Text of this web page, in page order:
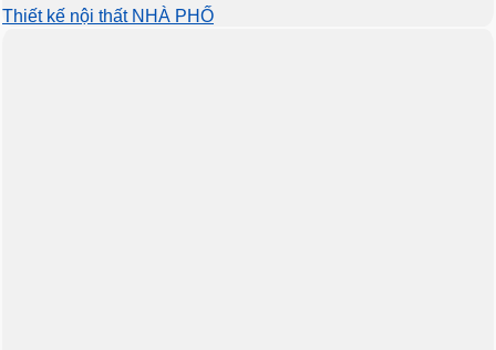
Thiết kế nội thất NHÀ PHỐ